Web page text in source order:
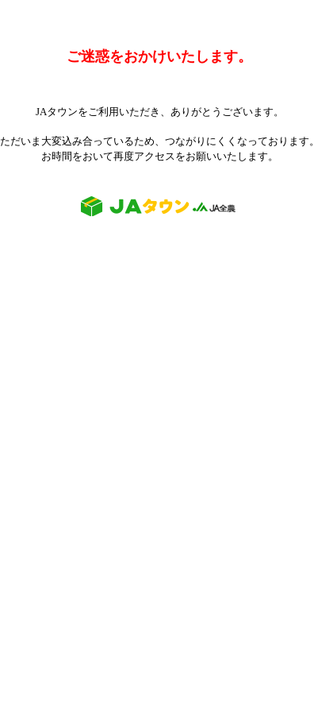
ご迷惑をおかけいたします。
JAタウンをご利用いただき、ありがとうございます。
ただいま大変込み合っているため、つながりにくくなっております。
お時間をおいて再度アクセスをお願いいたします。